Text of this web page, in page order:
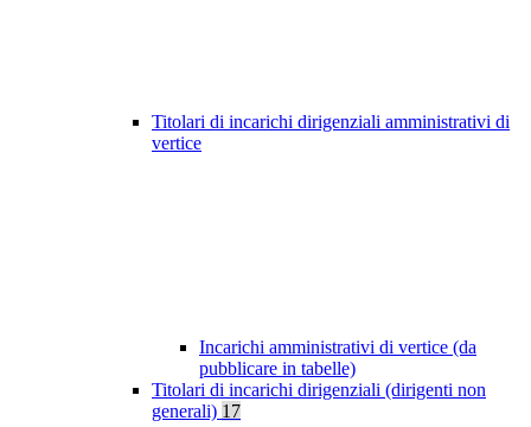
Titolari di incarichi dirigenziali amministrativi di
vertice
Incarichi amministrativi di vertice (da
pubblicare in tabelle)
Titolari di incarichi dirigenziali (dirigenti non
generali) 17